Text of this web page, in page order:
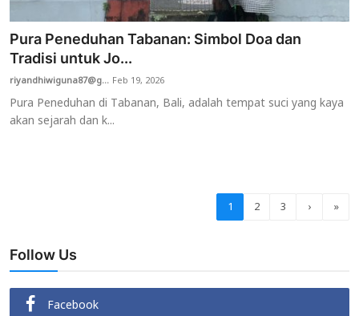
Pura Peneduhan Tabanan: Simbol Doa dan
Tradisi untuk Jo...
riyandhiwiguna87@g... Feb 19, 2026
Pura Peneduhan di Tabanan, Bali, adalah tempat suci yang kaya
akan sejarah dan k...
1 2 3 › »
Follow Us
Facebook